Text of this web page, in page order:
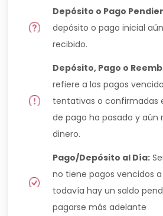
Depósito o Pago
depósito o pago inicial
recibido.
Depósito, Pago o
refiere a los pagos
tentativas o confirmadas
de pago ha pasado y aún
dinero.
Pago/Depósito al Día:
no tiene pagos vencidos
todavía hay un saldo
pagarse más adelante